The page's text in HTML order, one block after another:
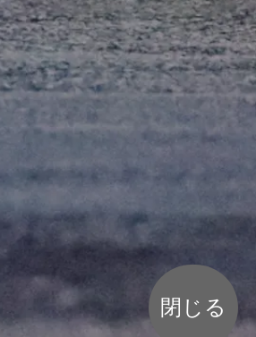
閉じる